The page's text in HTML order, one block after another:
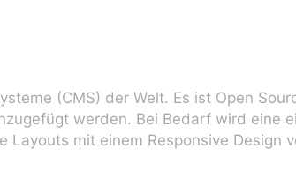
(CMS) der Welt. Es ist Open
werden. Bei Bedarf wird eine
mit einem Responsive Design